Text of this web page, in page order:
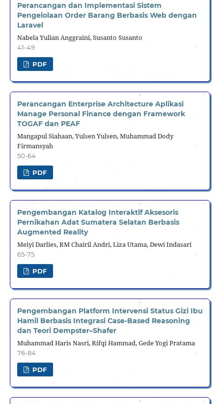
Perancangan dan Implementasi Sistem
Pengelolaan Order Barang Berbasis Web dengan
Laravel
Nabela Yulian Anggraini, Susanto Susanto
41-49
PDF
Perancangan Enterprise Architecture Aplikasi
Manage Personal Finance dengan Framework
TOGAF dan PEAF
Mangapul Siahaan, Yulsen Yulsen, Muhammad Dody
Firmansyah
50-64
PDF
Pengembangan Katalog Interaktif Aksesoris
Pernikahan Adat Sumatera Selatan Berbasis
Augmented Reality
Meiyi Darlies, RM Chairil Andri, Liza Utama, Dewi Indasari
65-75
PDF
Pengembangan Platform Intervensi Status Gizi Ibu
Hamil Berbasis Integrasi Case-Based Reasoning
dan Teori Dempster–Shafer
Muhammad Haris Nasri, Rifqi Hammad, Gede Yogi Pratama
76-84
PDF